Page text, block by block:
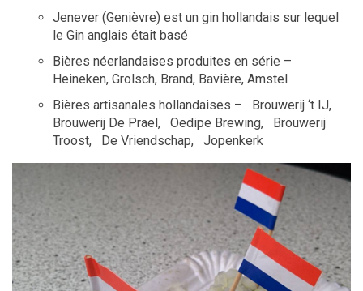
Jenever (Genièvre) est un gin hollandais sur lequel
le Gin anglais était basé
Bières néerlandaises produites en série –
Heineken, Grolsch, Brand, Bavière, Amstel
Bières artisanales hollandaises – Brouwerij ‘t IJ,
Brouwerij De Prael, Oedipe Brewing, Brouwerij
Troost, De Vriendschap, Jopenkerk